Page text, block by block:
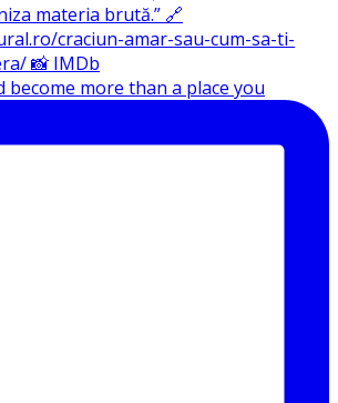
become more than a place you